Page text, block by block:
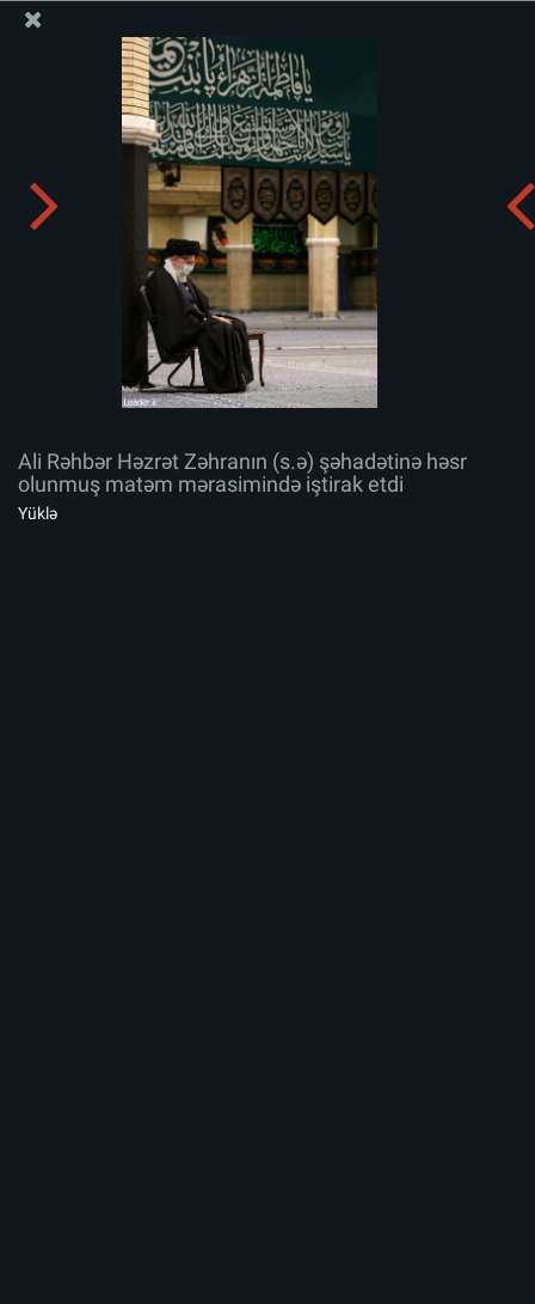
Ali Məqamlı Rəhbərin informasiya bloku
Ali Rəhbər Həzrət Zəhranın (s.ə) şəhadətinə həsr
olunmuş matəm mərasimində iştirak etdi
Ali Rəhbər Həzrət Zəhranın (s.ə) şəhadətinə həsr
olunmuş matəm mərasimində iştirak etdi
Yüklə